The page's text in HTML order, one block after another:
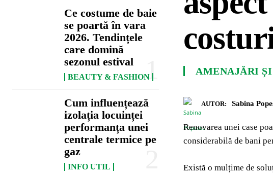
Ce costume de baie
se poartă în vara
2026. Tendințele
care domină
sezonul estival
BEAUTY & FASHION
Cum influențează
izolația locuinței
performanța unei
centrale termice pe
gaz
INFO UTIL
AMENAJĂRI ȘI
AUTOR: Sabina
Renovarea unei case
considerabilă de bani
Există o mulțime de